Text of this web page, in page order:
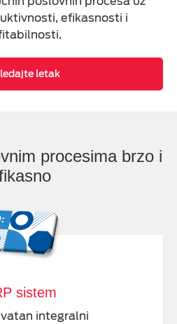
efikasnosti i
letak
procesima brzo i
sistem
integralni